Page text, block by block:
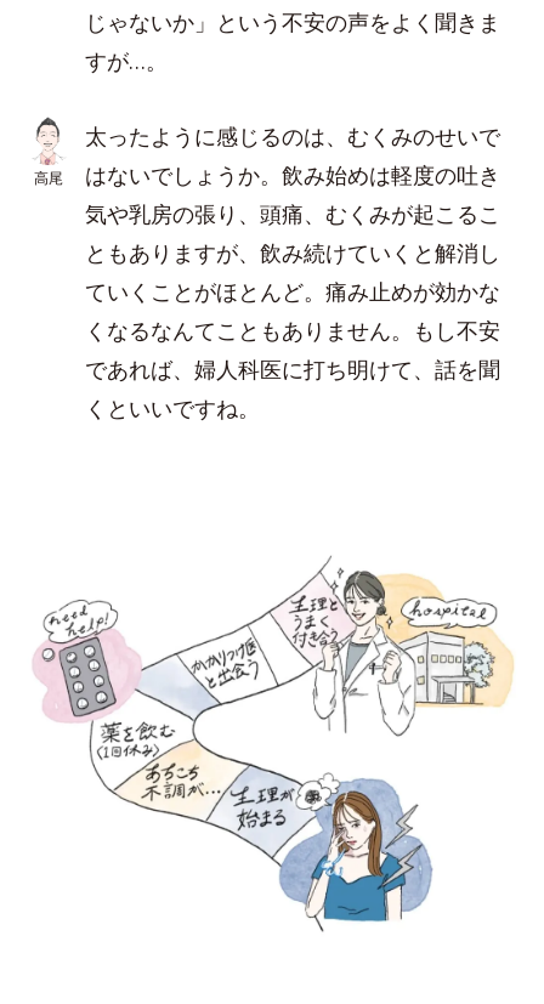
じゃないか」という不安の声をよく聞きま
すが…。
高尾
太ったように感じるのは、むくみのせいで
はないでしょうか。飲み始めは軽度の吐き
気や乳房の張り、頭痛、むくみが起こるこ
ともありますが、飲み続けていくと解消し
ていくことがほとんど。痛み止めが効かな
くなるなんてこともありません。もし不安
であれば、婦人科医に打ち明けて、話を聞
くといいですね。